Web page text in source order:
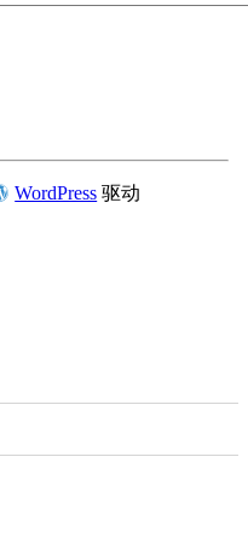
WordPress 驱动